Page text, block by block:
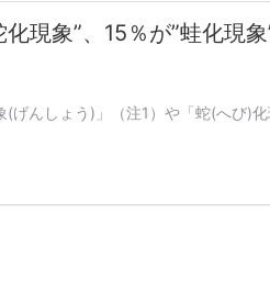
現象”、15％が”蛙化現
(げんしょう)」（注1）や「蛇(へび)